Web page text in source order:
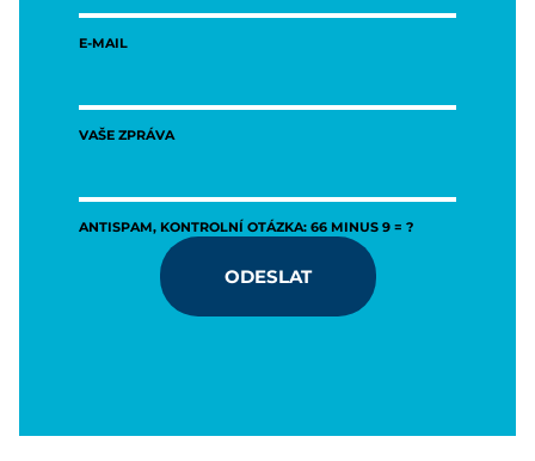
E-MAIL
VAŠE ZPRÁVA
ANTISPAM, KONTROLNÍ OTÁZKA: 66 MINUS 9 = ?
ODESLAT